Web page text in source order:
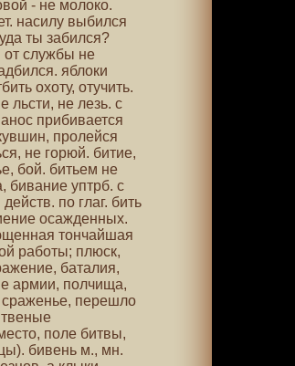
- не молоко.
насилу выбился
ты забился?
от службы не
яблоки
охоту, отучить.
льсти, не лезь. с
прибивается
пролейся
не горюй. битие,
бой. битьем не
бивание уптрб. с
по глаг. бить
осажденных.
тончайшая
работы; плюск,
баталия,
армии, полчища,
сраженье, перешло
поле битвы,
бивень м., мн.